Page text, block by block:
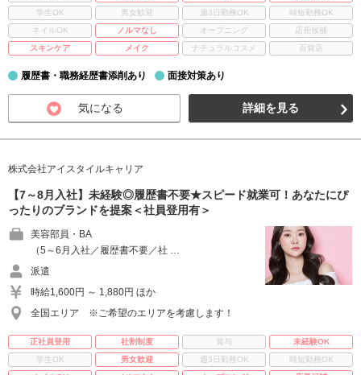
学生OK
男女歓迎 週3日勤務OK
時短勤務OK
ネイルOK
ノルマなし オープニング
店長候補
スキンケア
メイク ナチュラルコスメ 百貨店
履歴書・職務経歴書添削あり 面接対策あり
気になる 詳細を見る
株式会社アイスタイルキャリア
【7～8月入社】未経験◎履歴書不要★スピード就業可！あなたにぴ
ったりのブランドを提案＜社員登用有＞
美容部員・BA
（5～6月入社／履歴書不要／社 …
派遣
時給1,600円 ～ 1,880円 ほか
全国エリア ※ご希望のエリアを考慮します！
正社員登用 社割制度 賞与
未経験OK
学生OK
男女歓迎 週3日勤務OK
時短勤務OK